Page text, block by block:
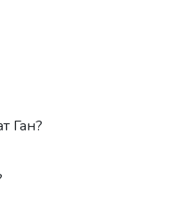
Ган?